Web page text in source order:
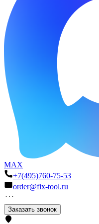
MAX
+7(495)760-75-53
order@fix-tool.ru
Заказать звонок